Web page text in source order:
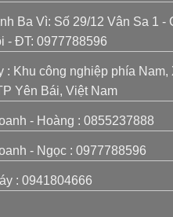
Ba Vì: Số 29/12 Vân Sa 1 -
- ĐT: 0977788596
: Khu công nghiệp phía Nam,
Yên Bái, Việt Nam
- Hoàng : 0855237888
- Ngọc : 0977788596
: 0941804666